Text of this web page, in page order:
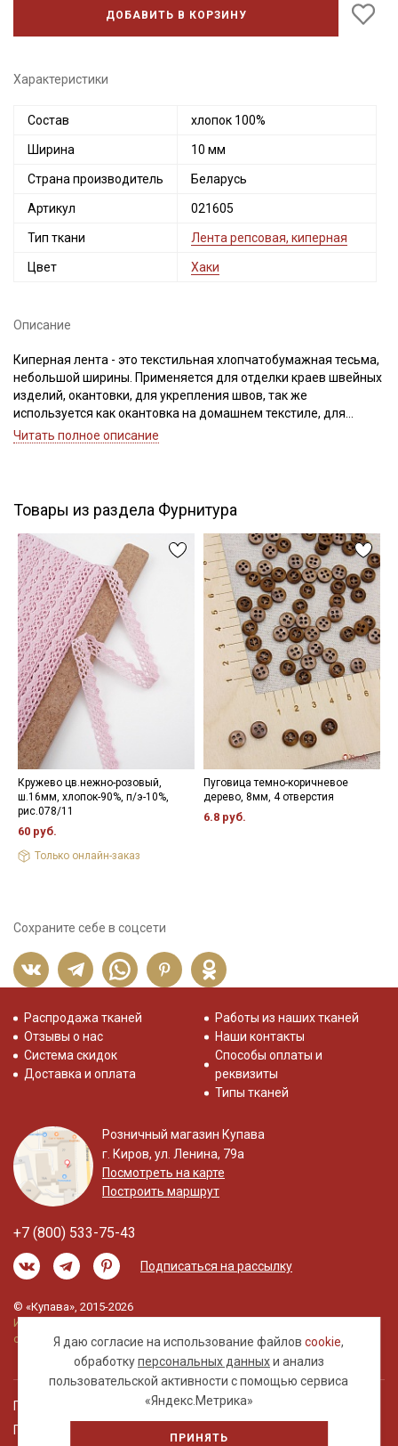
ДОБАВИТЬ В КОРЗИНУ
Характеристики
Состав хлопок 100%
Ширина 10 мм
Страна производитель Беларусь
Артикул 021605
Тип ткани Лента репсовая, киперная
Цвет Хаки
Описание
Киперная лента - это текстильная хлопчатобумажная тесьма,
небольшой ширины. Применяется для отделки краев швейных
изделий, окантовки, для укрепления швов, так же
используется как окантовка на домашнем текстиле, для
укрепления швов может быть использована на форменной и
Важно! Перед применением ее следует замочить в воде при
30С – 40С для исключения дальнейшей усадки. Усадка до 5%
Цветопередача может отличаться от оригинального цвета, в
зависимости от настроек вашего монитора.
Читать полное описание
Товары из раздела Фурнитура
Кружево цв.нежно-розовый,
ш.16мм, хлопок-90%, п/э-10%,
рис.078/11
60 руб.
Только онлайн-заказ
Пуговица темно-коричневое
дерево, 8мм, 4 отверстия
6.8 руб.
Сохраните себе в соцсети
Я даю согласие на использование файловcookie,
обработкуперсональных данныхи анализ
пользовательской активности с помощью сервиса
«Яндекс.Метрика»
ПРИНЯТЬ
Распродажа тканей
Отзывы о нас
Система скидок
Доставка и оплата
Работы из наших тканей
Наши контакты
Способы оплаты и
реквизиты
Типы тканей
Розничный магазин Купава
г. Киров, ул. Ленина, 79а
Посмотреть на карте
Построить маршрут
+7 (800) 533-75-43
Подписаться на рассылку
© «Купава», 2015-2026
Информация на сайте не является публичной
офертой.
Правовая информация
Политика обработки персональных данных
Секретная рассылка от Купава
Мы публикуем здесь дополнительные
промокоды и скидки до 30% на узкие
категории тканей
Электронная почта
Ознакомлен(а) сПолитикой обработки персональных
данныхи даюСогласие на обработку персональных
данных
ДаюСогласие на получение рекламных и